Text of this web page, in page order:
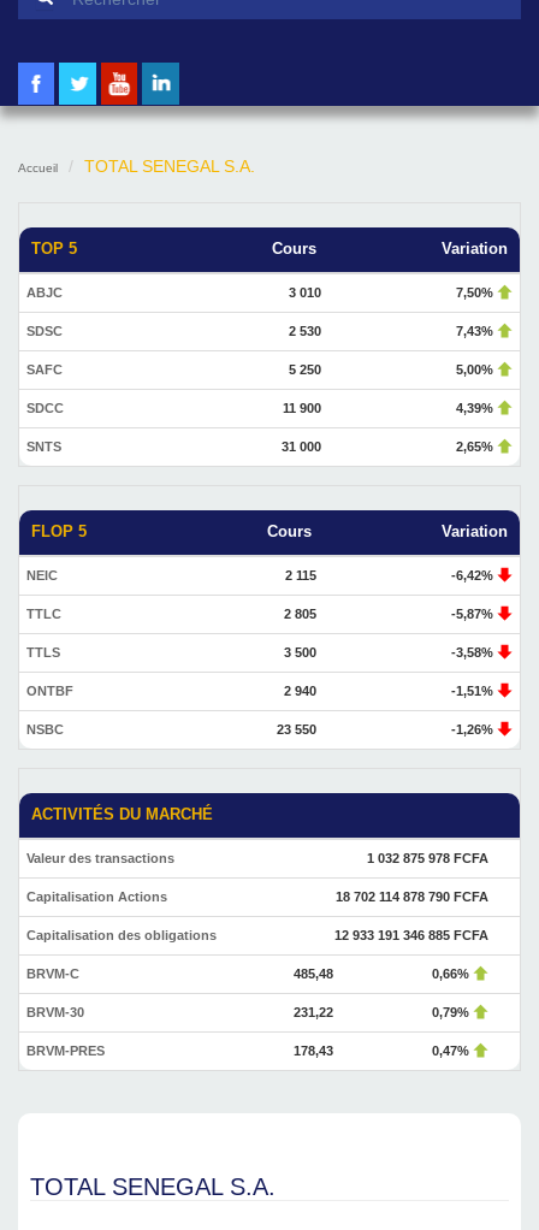
Formulaire de recherche
Accueil TOTAL SENEGAL S.A.
TOP 5 Cours Variation
ABJC 3 010 7,50%
SDSC 2 530 7,43%
SAFC 5 250 5,00%
SDCC 11 900 4,39%
SNTS 31 000 2,65%
FLOP 5 Cours Variation
NEIC 2 115 -6,42%
TTLC 2 805 -5,87%
TTLS 3 500 -3,58%
ONTBF 2 940 -1,51%
NSBC 23 550 -1,26%
ACTIVITÉS DU MARCHÉ
Valeur des transactions 1 032 875 978 FCFA
Capitalisation Actions 18 702 114 878 790 FCFA
Capitalisation des obligations 12 933 191 346 885 FCFA
BRVM-C 485,48 0,66%
BRVM-30 231,22 0,79%
BRVM-PRES 178,43 0,47%
TOTAL SENEGAL S.A.